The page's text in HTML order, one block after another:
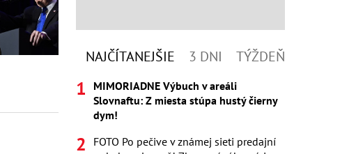
NAJČÍTANEJŠIE 3 DNI TÝŽDEŇ
MIMORIADNE Výbuch v areáli
Slovnaftu: Z miesta stúpa hustý čierny
dym!
FOTO Po pečive v známej sieti predajní